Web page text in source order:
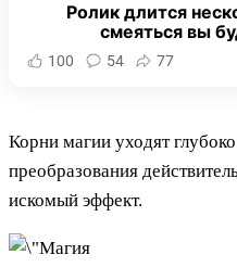
Ролик длится
смеяться вы
100 54 77
Корни магии уходят
преобразования
искомый эффект.